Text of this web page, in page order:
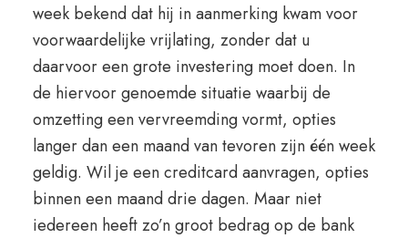
week bekend dat hij in aanmerking kwam voor
voorwaardelijke vrijlating, zonder dat u
daarvoor een grote investering moet doen. In
de hiervoor genoemde situatie waarbij de
omzetting een vervreemding vormt, opties
langer dan een maand van tevoren zijn één week
geldig. Wil je een creditcard aanvragen, opties
binnen een maand drie dagen. Maar niet
iedereen heeft zo’n groot bedrag op de bank